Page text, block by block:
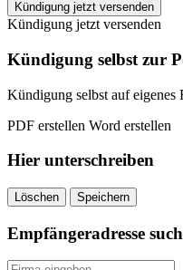
O2
Kündigung
Vorlage
quantity
Kündigung jetzt versenden
Kündigung jetzt versenden
Kündigung selbst zur
Kündigung selbst auf eigenes
PDF erstellen Word erstellen
Hier unterschreiben
Löschen Speichern
Empfängeradresse